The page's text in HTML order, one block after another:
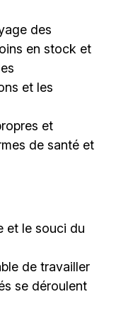
des
en stock et
et les
et
de santé et
et le souci du
de travailler
se déroulent